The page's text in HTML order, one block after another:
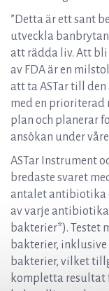
”Detta är ett sant
utveckla
att rädda liv. Att bli
av FDA är en
att ta ASTar till
med en prioriterad
plan och planerar
ansökan under
ASTar Instrument
bredaste svaret
antalet antibiotika
av varje
bakterier*). Testet
bakterier,
bakterier, vilket
kompletta resultat